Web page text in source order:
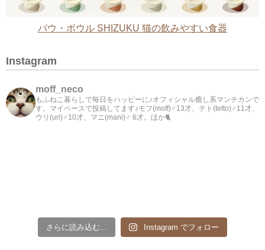
パウ・ボウル SHIZUKU 猫の飲みやすい食器
Instagram
moff_neco
もふねこ暮らしで毎日をハッピーに♪オフィシャル癒し系マンチカンで
す。マイペースで投稿してます♪モフ(moff)♂13才、テト(tetto)♂11才、
ウリ(uri)♂10才、マニ(mani)♂ 6才。ほか🐈
さらに読み込む... Instagram でフォロー